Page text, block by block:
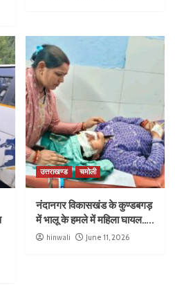
उत्तराखण्ड चमोली
नंदानगर विकासखंड के कुण्डबगड़
में भालू के हमले में महिला घायल…..
hinwali June 11, 2026